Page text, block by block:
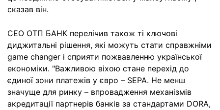
сказав він.
СЕО ОТП БАНК перелічив також ті ключові
диджитальні рішення, які можуть стати справжніми
game changer і сприяти пожвавленню української
економіки. "Важливою віхою стане перехід до
єдиної зони платежів у євро – SEPA. Не менш
значуще для ринку – впровадження механізмів
акредитації партнерів банків за стандартами DORA,